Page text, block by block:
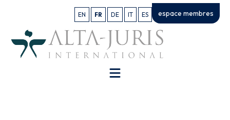
EN FR DE IT ES espace membres